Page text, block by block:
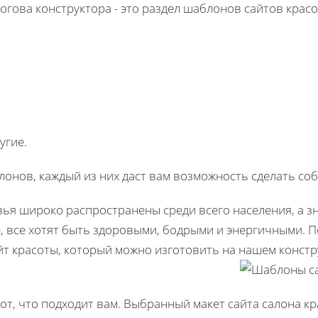
конструктора - это раздел шаблонов сайтов
каждый из них даст вам возможность сделать
широко распространены среди всего населения, а
все хотят быть здоровыми, бодрыми и энергичными.
красоты, который можно изготовить на нашем
что подходит вам. Выбранный макет сайта салона